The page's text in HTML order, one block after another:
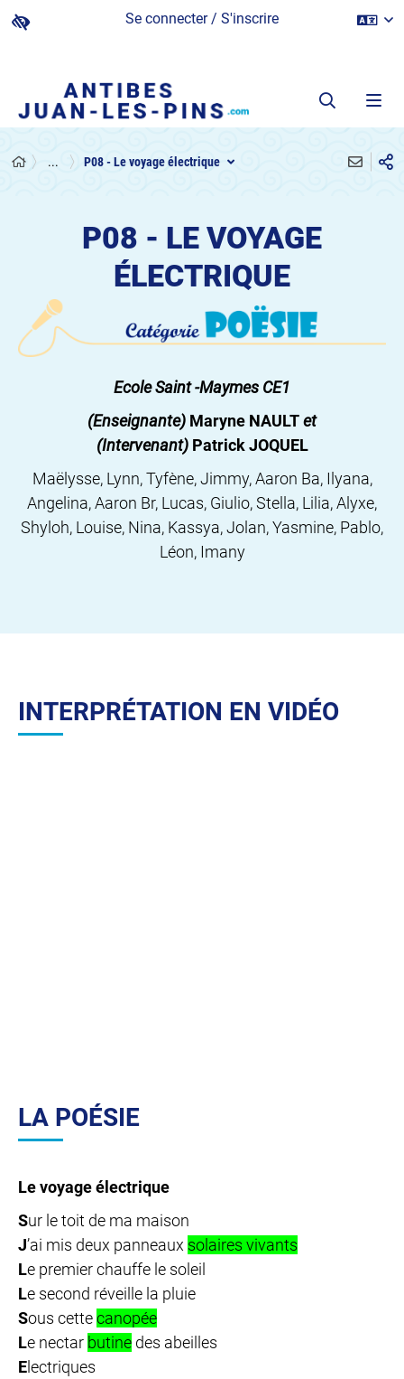
Se connecter / S'inscrire
... P08 - Le voyage électrique
P08 - LE VOYAGE
ÉLECTRIQUE
Ecole Saint -Maymes CE1
(Enseignante) Maryne NAULTet
(Intervenant) Patrick JOQUEL
Maëlysse, Lynn, Tyfène, Jimmy, Aaron Ba, Ilyana,
Angelina, Aaron Br, Lucas, Giulio, Stella, Lilia, Alyxe,
Shyloh, Louise, Nina, Kassya, Jolan, Yasmine, Pablo,
Léon, Imany
INTERPRÉTATION EN VIDÉO
LA POÉSIE
Le voyage électrique
Sur le toit de ma maison
J’ai mis deux panneaux solaires vivants
Le premier chauffe le soleil
Le second réveille la pluie
Sous cettecanopée
Le nectar butine des abeilles
Electriques